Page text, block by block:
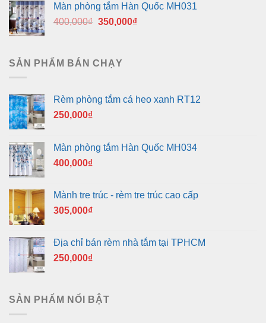
400,000₫.là:
350,000₫.
Màn phòng tắm Hàn Quốc MH031
400,000₫ Giá
400,000₫.
350,000₫Giá
SẢN PHẨM BÁN CHẠY
Rèm phòng tắm cá heo xanh RT12
250,000₫
Màn phòng tắm Hàn Quốc MH034
400,000₫
Mành tre trúc - rèm tre trúc cao cấp
305,000₫
Địa chỉ bán rèm nhà tắm tại TPHCM
250,000₫
SẢN PHẨM NỔI BẬT